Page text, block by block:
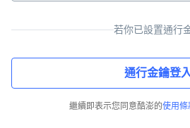
若你已設置通行
通行金鑰登
繼續即表示您同意酷澎的使用條